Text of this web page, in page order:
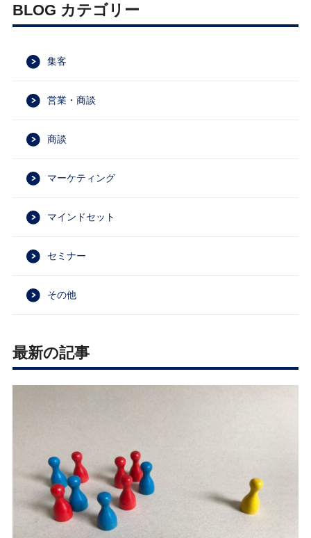
BLOG カテゴリー
集客
営業・商談
商談
マーケティング
マインドセット
セミナー
その他
最新の記事